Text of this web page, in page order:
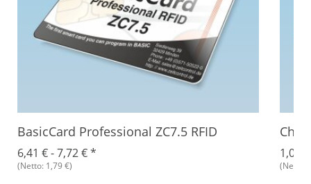
BasicCard Professional ZC7.5 RFID
6,41 € -7,72 €*
(Netto: 1,79 €)
1,07
(Netto: